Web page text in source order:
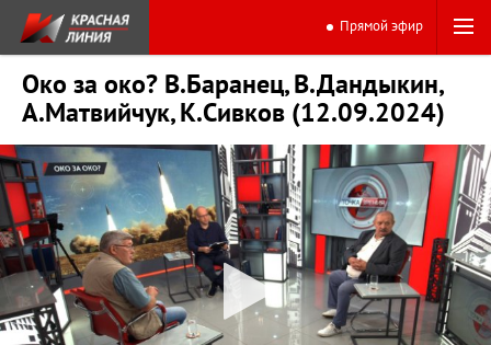
Прямой эфир
Око за око? В.Баранец, В.Дандыкин,
А.Матвийчук, К.Сивков (12.09.2024)